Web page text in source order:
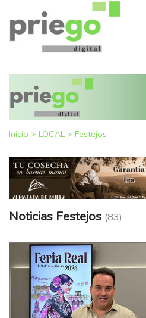
Inicio > LOCAL > Festejos
Noticias Festejos (83)